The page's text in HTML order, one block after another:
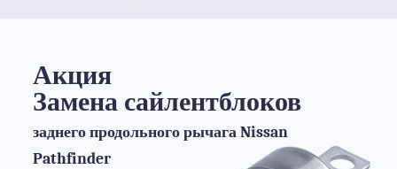
Акция
Замена сайлентблоков
заднего продольного рычага Nissan
Pathfinder